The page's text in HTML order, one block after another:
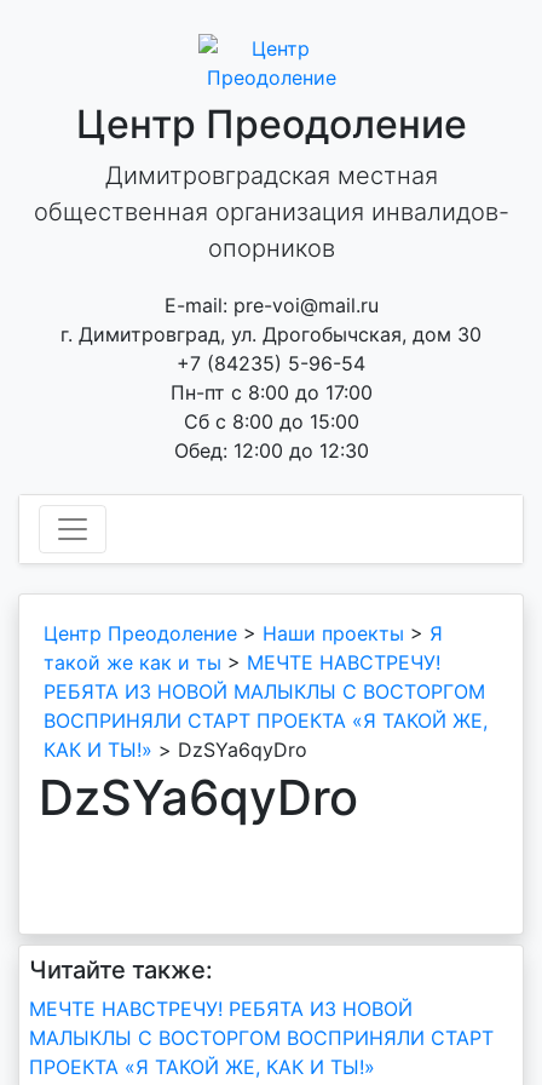
Центр Преодоление
Димитровградская местная
общественная организация инвалидов-
опорников
E-mail: pre-voi@mail.ru
г. Димитровград, ул. Дрогобычская, дом 30
+7 (84235) 5-96-54
Пн-пт с 8:00 до 17:00
Сб с 8:00 до 15:00
Обед: 12:00 до 12:30
Центр Преодоление > Наши проекты > Я
такой же как и ты > МЕЧТЕ НАВСТРЕЧУ!
РЕБЯТА ИЗ НОВОЙ МАЛЫКЛЫ С ВОСТОРГОМ
ВОСПРИНЯЛИ СТАРТ ПРОЕКТА «Я ТАКОЙ ЖЕ,
КАК И ТЫ!» > DzSYa6qyDro
DzSYa6qyDro
Читайте также:
Навигация
по
МЕЧТЕ НАВСТРЕЧУ! РЕБЯТА ИЗ НОВОЙ
МАЛЫКЛЫ С ВОСТОРГОМ ВОСПРИНЯЛИ СТАРТ
ПРОЕКТА «Я ТАКОЙ ЖЕ, КАК И ТЫ!»